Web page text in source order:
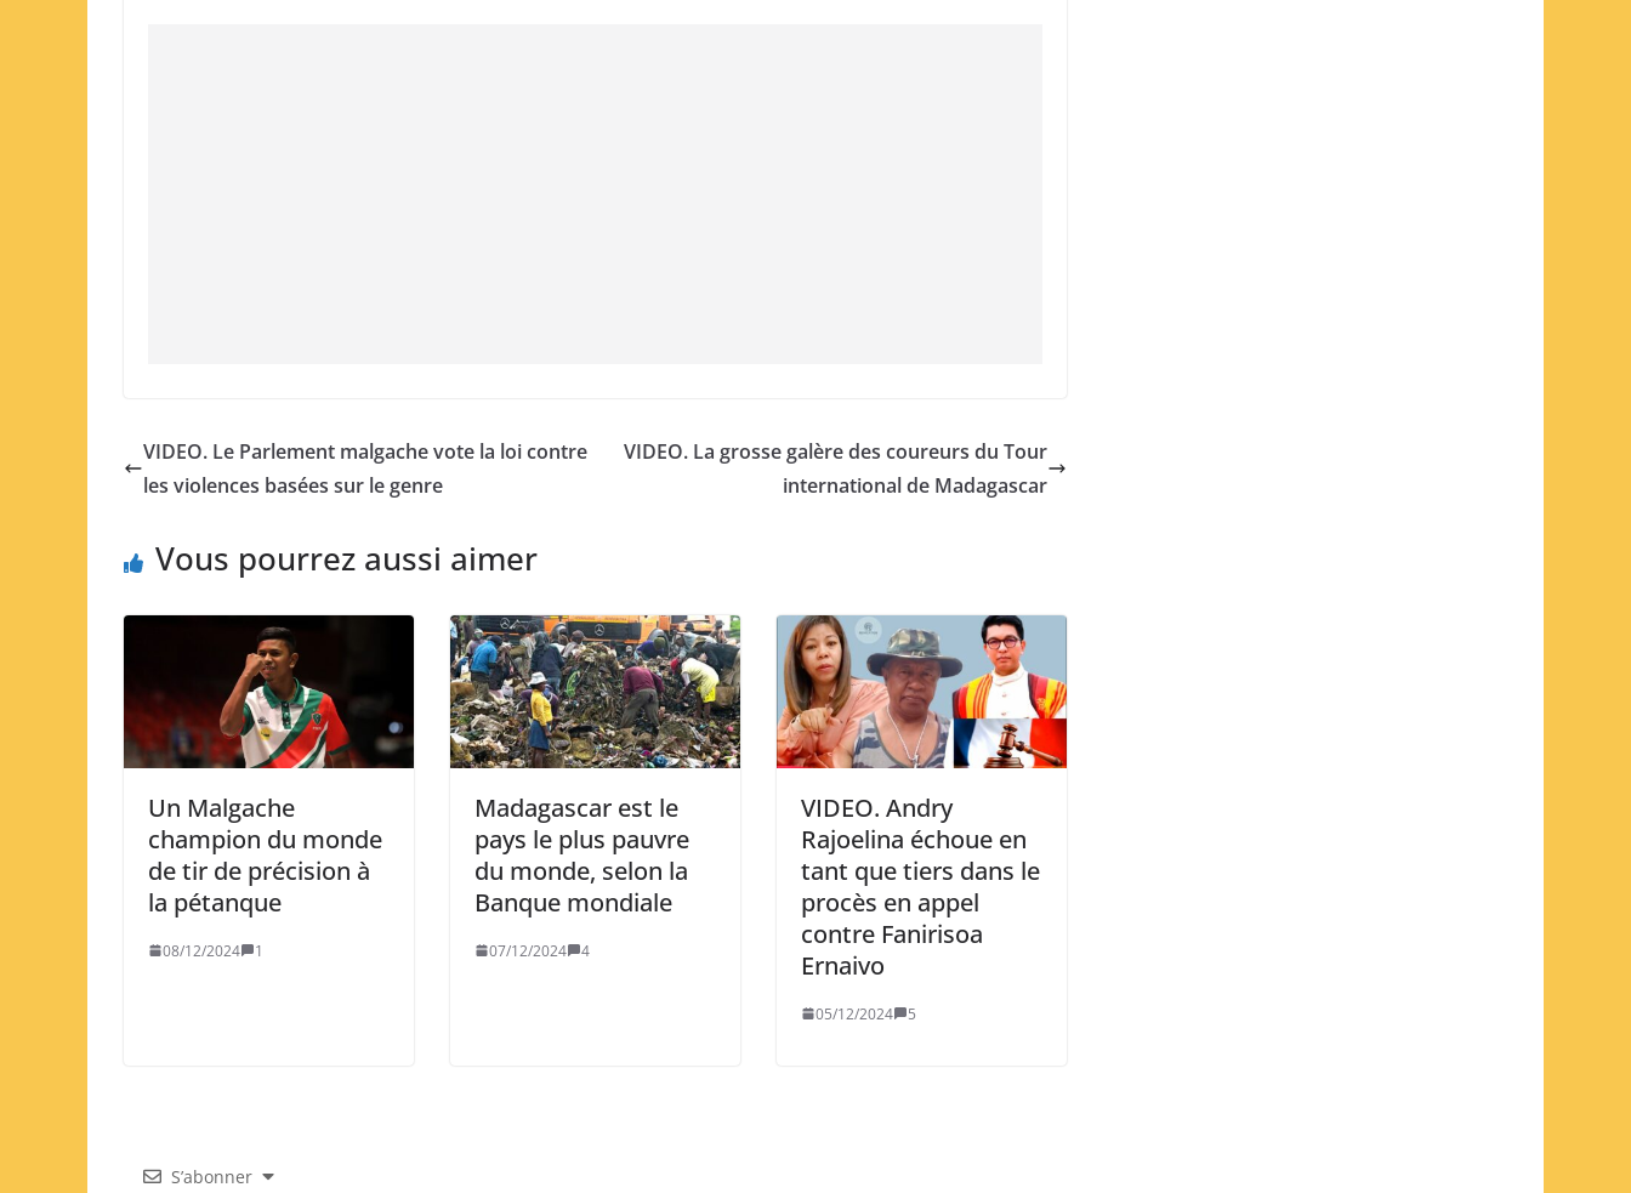
VIDEO. Le Parlement malgache vote la loi contre
les violences basées sur le genre
VIDEO. La grosse galère des coureurs du Tour
international de Madagascar
Vous pourrez aussi aimer
Un Malgache
champion du monde
de tir de précision à
la pétanque
08/12/2024 1
Madagascar est le
pays le plus pauvre
du monde, selon la
Banque mondiale
07/12/2024 4
VIDEO. Andry
Rajoelina échoue en
tant que tiers dans le
procès en appel
contre Fanirisoa
Ernaivo
05/12/2024 5
S’abonner